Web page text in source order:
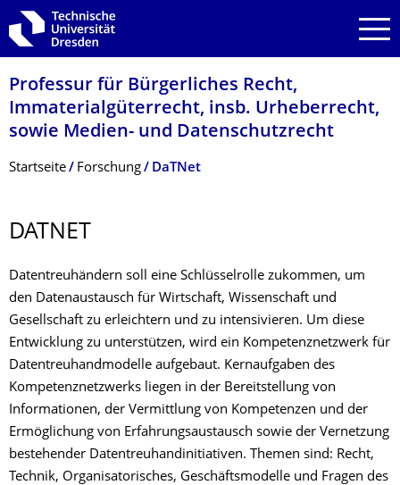
Zur Hauptnavigation springen
Zur Suche springen
Zum Inhalt springen
Professur für Bürgerliches Recht,
Immaterialgüter­recht, insb. Urheberrecht,
sowie Medien- und Datenschutzrecht
Breadcrumb-Menü
Startseite Forschung DaTNet
DATNET
Datentreuhändern soll eine Schlüsselrolle zukommen, um
den Datenaustausch für Wirtschaft, Wissenschaft und
Gesellschaft zu erleichtern und zu intensivieren. Um diese
Entwicklung zu unterstützen, wird ein Kompetenznetzwerk für
Datentreuhandmodelle aufgebaut. Kernaufgaben des
Kompetenznetzwerks liegen in der Bereitstellung von
Informationen, der Vermittlung von Kompetenzen und der
Ermöglichung von Erfahrungsaustausch sowie der Vernetzung
bestehender Datentreuhandinitiativen. Themen sind: Recht,
Technik, Organisatorisches, Geschäftsmodelle und Fragen des